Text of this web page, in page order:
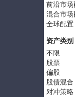
前沿市场
混合市场
全球配置
资产类别
不限
股票
偏股
股债混合
对冲策略